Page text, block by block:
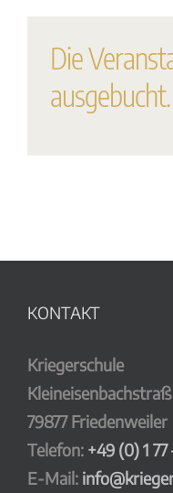
Die
ausgebucht.
KONTAKT
Kriegerschule
79877 Friedenweiler
Telefon: +49 (0) 1 77
E-Mail: